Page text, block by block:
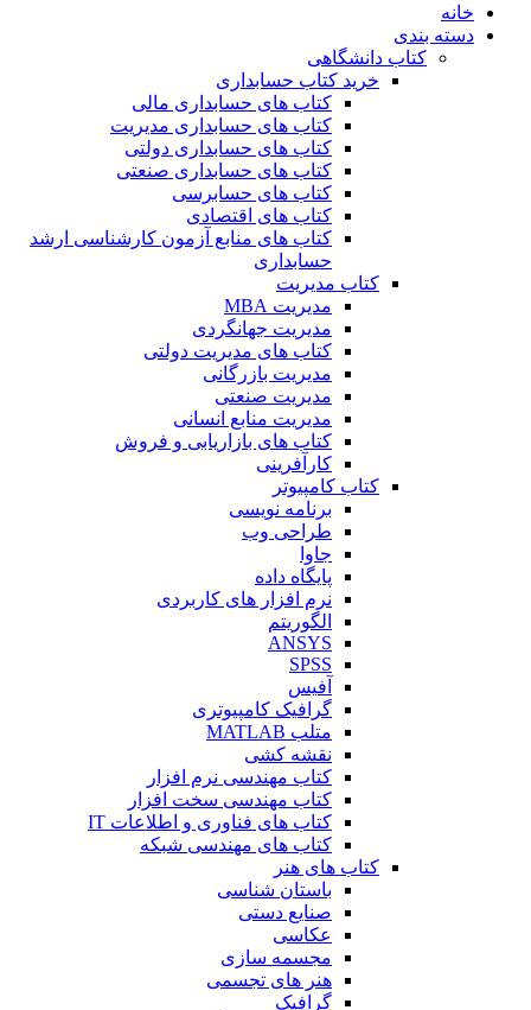
خانه
دسته بندی
کتاب دانشگاهی
خرید کتاب حسابداری
کتاب های حسابداری مالی
کتاب های حسابداری مدیریت
کتاب های حسابداری دولتی
کتاب های حسابداری صنعتی
کتاب های حسابرسی
کتاب های اقتصادی
کتاب های منابع آزمون کارشناسی ارشد
حسابداری
کتاب مدیریت
مدیریت MBA
مدیریت جهانگردی
کتاب های مدیریت دولتی
مدیریت بازرگانی
مدیریت صنعتی
مدیریت منابع انسانی
کتاب های بازاریابی و فروش
کارآفرینی
کتاب کامپیوتر
برنامه نویسی
طراحی وب
جاوا
پایگاه داده
نرم افزار های کاربردی
الگوریتم
ANSYS
SPSS
آفیس
گرافیک کامپیوتری
متلب MATLAB
نقشه کشی
کتاب مهندسی نرم افزار
کتاب مهندسی سخت افزار
کتاب های فناوری و اطلاعات IT
کتاب های مهندسی شبکه
کتاب های هنر
باستان شناسی
صنایع دستی
عکاسی
مجسمه سازی
هنر های تجسمی
گرافیک